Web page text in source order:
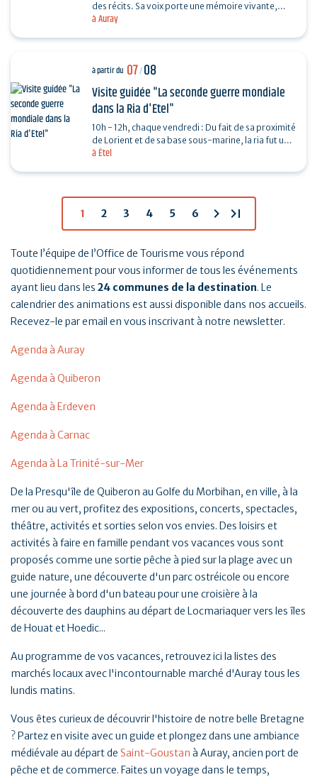
à Auray
des récits. Sa voix porte une mémoire vivante,
enracinée dans l’âme collective, où chaque mot…
à Étel
à partir du 07/08
Visite guidée "La seconde guerre mondiale
dans la Ria d'Etel"
10h - 12h, chaque vendredi : Du fait de sa proximité
de Lorient et de sa base sous-marine, la ria fut un
enjeu important de la seconde guerre mondiale.…
1 2 3 4 5 6 chevron_right last_page
Toute l’équipe de l’Office de Tourisme vous répond
quotidiennement pour vous informer de tous les événements
ayant lieu dans les 24 communes de la destination. Le
calendrier des animations est aussi disponible dans nos accueils.
Recevez-le par email en vous inscrivant à notre newsletter.
Agenda à Auray
Agenda à Quiberon
Agenda à Erdeven
Agenda à Carnac
Agenda à La Trinité-sur-Mer
De la Presqu'île de Quiberon au Golfe du Morbihan, en ville, à la
mer ou au vert, profitez des expositions, concerts, spectacles,
théâtre, activités et sorties selon vos envies. Des loisirs et
activités à faire en famille pendant vos vacances vous sont
proposés comme une sortie pêche à pied sur la plage avec un
guide nature, une découverte d'un parc ostréicole ou encore
une journée à bord d'un bateau pour une croisière à la
découverte des dauphins au départ de Locmariaquer vers les îles
de Houat et Hoedic...
Au programme de vos vacances, retrouvez ici la listes des
marchés locaux avec l'incontournable marché d'Auray tous les
lundis matins.
Vous êtes curieux de découvrir l'histoire de notre belle Bretagne
? Partez en visite avec un guide et plongez dans une ambiance
médiévale au départ de Saint-Goustan à Auray, ancien port de
pêche et de commerce. Faites un voyage dans le temps,